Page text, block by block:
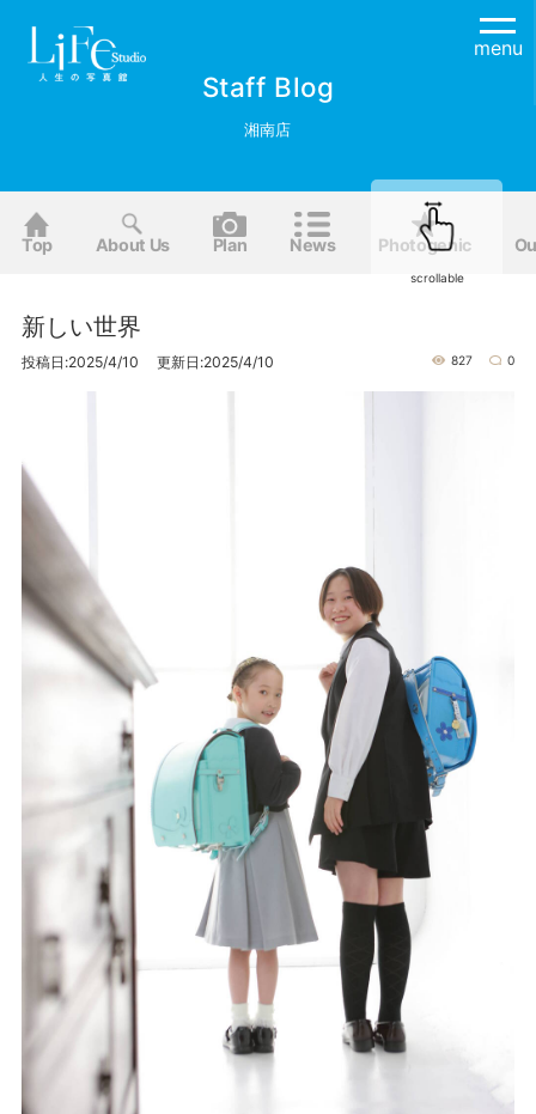
menu
Staff Blog
湘南店
Top About Us Plan News Photogenic
新しい世界
投稿日:2025/4/10 更新日:2025/4/10 827 0